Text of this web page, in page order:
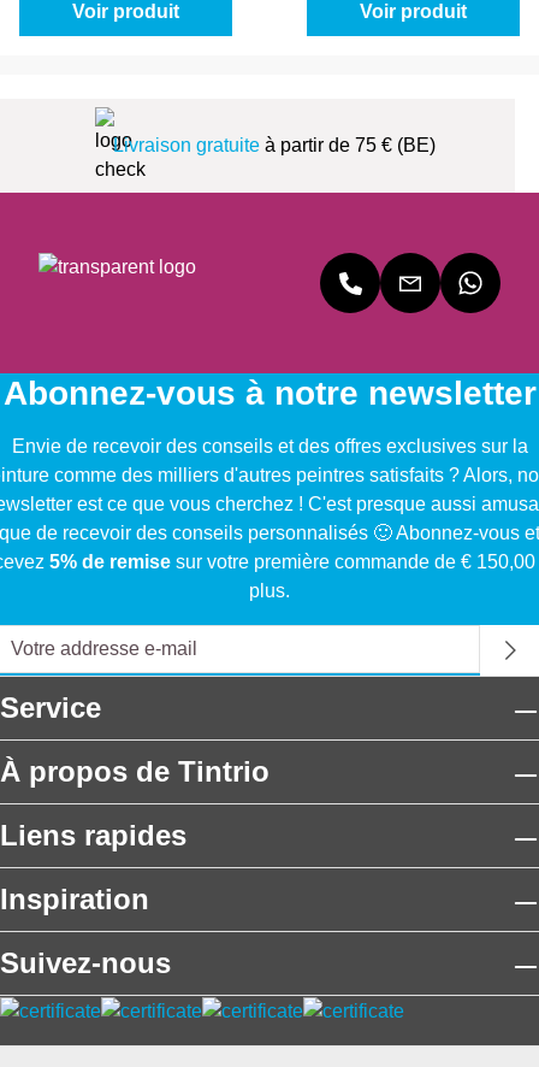
Voir produit Voir produit
Livraison gratuiteà partir de 75 € (BE)
Abonnez-vous à notre newsletter
Envie de recevoir des conseils et des offres exclusives sur la
comme des milliers d'autres peintres satisfaits ? Alors,
est ce que vous cherchez ! C'est presque aussi
que de recevoir des conseils personnalisés 🙂 Abonnez-vous et
5% de remise sur votre première commande de € 150,00
plus.
Service
À propos de Tintrio
Liens rapides
Inspiration
Suivez-nous